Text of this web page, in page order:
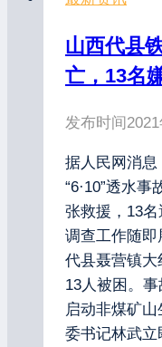
山西代县
亡，13名
发布时间
据人民网消息
“6·10”透水
张救援，13
调查工作随
代县聂营镇大
13人被困。
启动非煤矿
委书记林武